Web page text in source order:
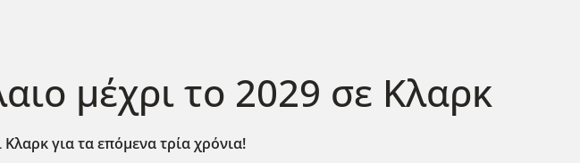
μέχρι το 2029 σε Κλαρκ
για τα επόμενα τρία χρόνια!